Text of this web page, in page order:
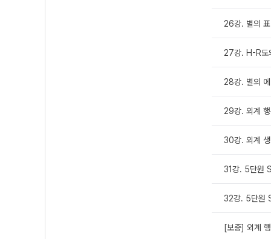
26강. 별의
27강. H-R도
28강. 별의
29강. 외계
30강. 외계
31강. 5단원
32강. 5단원
[보충] 외계